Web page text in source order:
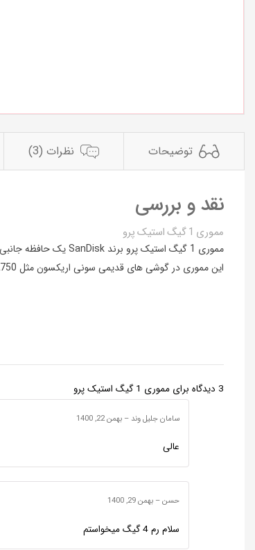
توضیحات نظرات (3)
نقد و بررسی
مموری 1 گیگ استیک پرو
مموری 1 گیگ استیک پرو برند SanDisk یک حافظه جانبی است که با ابعاد 1 × 20 × 21.5 میلی‌متر باعث افزایش ظرفیت کجت هوشمند شما خواهد شد.
این مموری در گوشی های قدیمی سونی اریکسون مثل K750 و W810 استفاده میشد، بعدها در برخی از دوربین های دیجیتال و کنسول های بازی نیز از این نوع مموری استفاده کردند.
3 دیدگاه برای مموری 1 گیگ استیک پرو
سامان جلیل وند– بهمن 22, 1400
عالی
حسن– بهمن 29, 1400
سلام رم 4 گیگ میخواستم